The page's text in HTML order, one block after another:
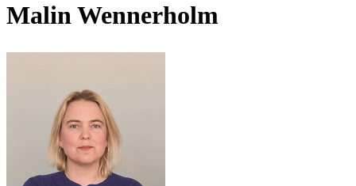
Malin Wennerholm